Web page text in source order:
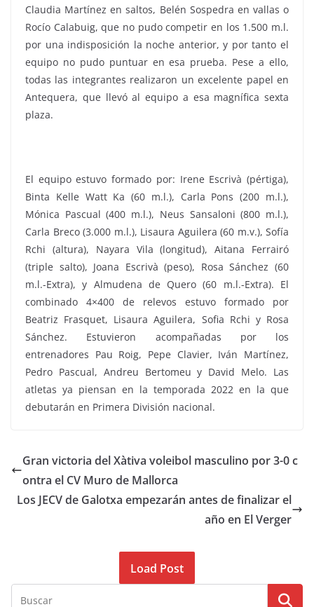
Claudia Martínez en saltos, Belén Sospedra en vallas o
Rocío Calabuig, que no pudo competir en los 1.500 m.l.
por una indisposición la noche anterior, y por tanto el
equipo no pudo puntuar en esa prueba. Pese a ello,
todas las integrantes realizaron un excelente papel en
Antequera, que llevó al equipo a esa magnífica sexta
plaza.
El equipo estuvo formado por: Irene Escrivà (pértiga),
Binta Kelle Watt Ka (60 m.l.), Carla Pons (200 m.l.),
Mónica Pascual (400 m.l.), Neus Sansaloni (800 m.l.),
Carla Breco (3.000 m.l.), Lisaura Aguilera (60 m.v.), Sofía
Rchi (altura), Nayara Vila (longitud), Aitana Ferrairó
(triple salto), Joana Escrivà (peso), Rosa Sánchez (60
m.l.-Extra), y Almudena de Quero (60 m.l.-Extra). El
combinado 4×400 de relevos estuvo formado por
Beatriz Frasquet, Lisaura Aguilera, Sofia Rchi y Rosa
Sánchez. Estuvieron acompañadas por los
entrenadores Pau Roig, Pepe Clavier, Iván Martínez,
Pedro Pascual, Andreu Bertomeu y David Melo. Las
atletas ya piensan en la temporada 2022 en la que
debutarán en Primera División nacional.
Gran victoria del Xàtiva voleibol masculino por 3-0 c
ontra el CV Muro de Mallorca
Los JECV de Galotxa empezarán antes de finalizar el
año en El Verger
Load Post